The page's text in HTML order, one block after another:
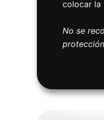
colocar la
No se